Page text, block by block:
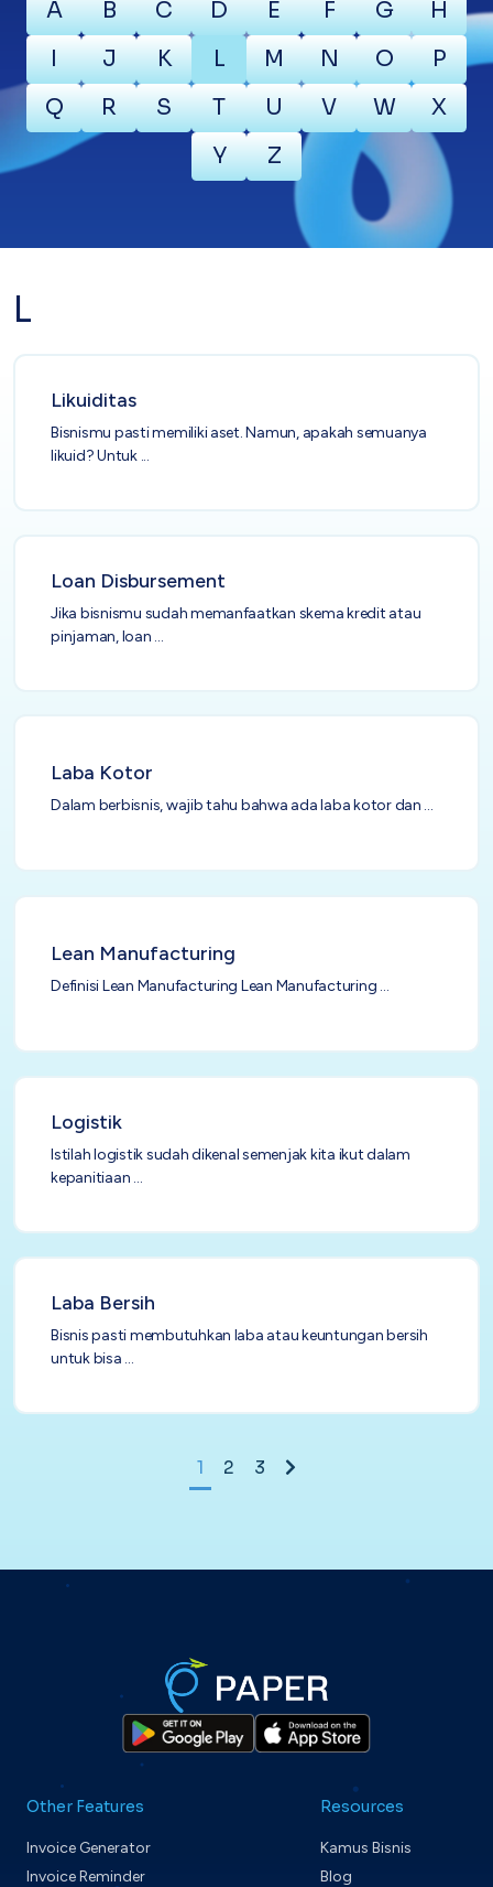
Kartu Kredit Bisnis
PAPERCARD
Satu kartu untuk bisnis & personal
Paper Horizon Card
Kartu korporat expense terlengkap
Supplier Portal
Others
Software Akuntansi
A B C D E F G
H
I
J K L M N O
P
Q
R S T U V W
X
Y
Z
L
Likuiditas
Bisnismu pasti memiliki aset. Namun, apakah semuanya
likuid? Untuk ...
Loan Disbursement
Jika bisnismu sudah memanfaatkan skema kredit atau
pinjaman, loan ...
Laba Kotor
Dalam berbisnis, wajib tahu bahwa ada laba kotor dan ...
Lean Manufacturing
Definisi Lean Manufacturing Lean Manufacturing ...
Logistik
Istilah logistik sudah dikenal semenjak kita ikut dalam
kepanitiaan ...
Laba Bersih
Bisnis pasti membutuhkan laba atau keuntungan bersih
untuk bisa ...
1 2 3
Other Features
Invoice Generator
Invoice Reminder
Resources
Kamus Bisnis
Blog